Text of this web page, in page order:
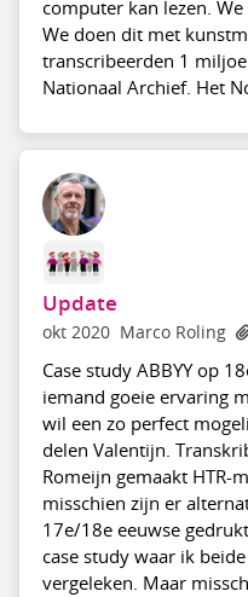
computer kan lezen.
We doen dit met
transcribeerden 1
Nationaal Archief. Het
Update
okt 2020 Marco Roling
Case study ABBYY op
iemand goeie ervaring
wil een zo perfect
delen Valentijn.
Romeijn gemaakt HTR-
misschien zijn er
17e/18e eeuwse
case study waar ik
vergeleken. Maar